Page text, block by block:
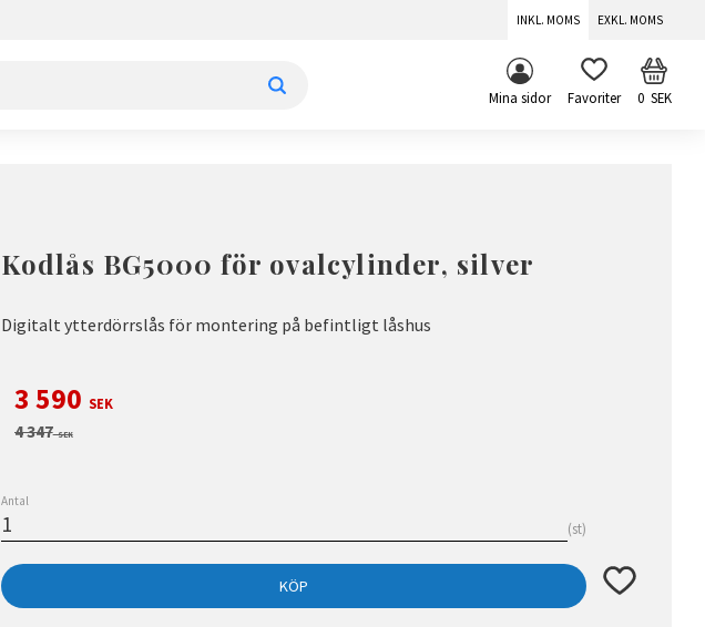
INKL. MOMS EXKL. MOMS
Mina sidor FAVORITER 0SEK
Kodlås BG5000 för ovalcylinder, silver
Digitalt ytterdörrslås för montering på befintligt låshus
Nedsatt pris:
3 590 SEK
Ordinarie pris:
4 347SEK
Antal
st
KÖP Lägg till i